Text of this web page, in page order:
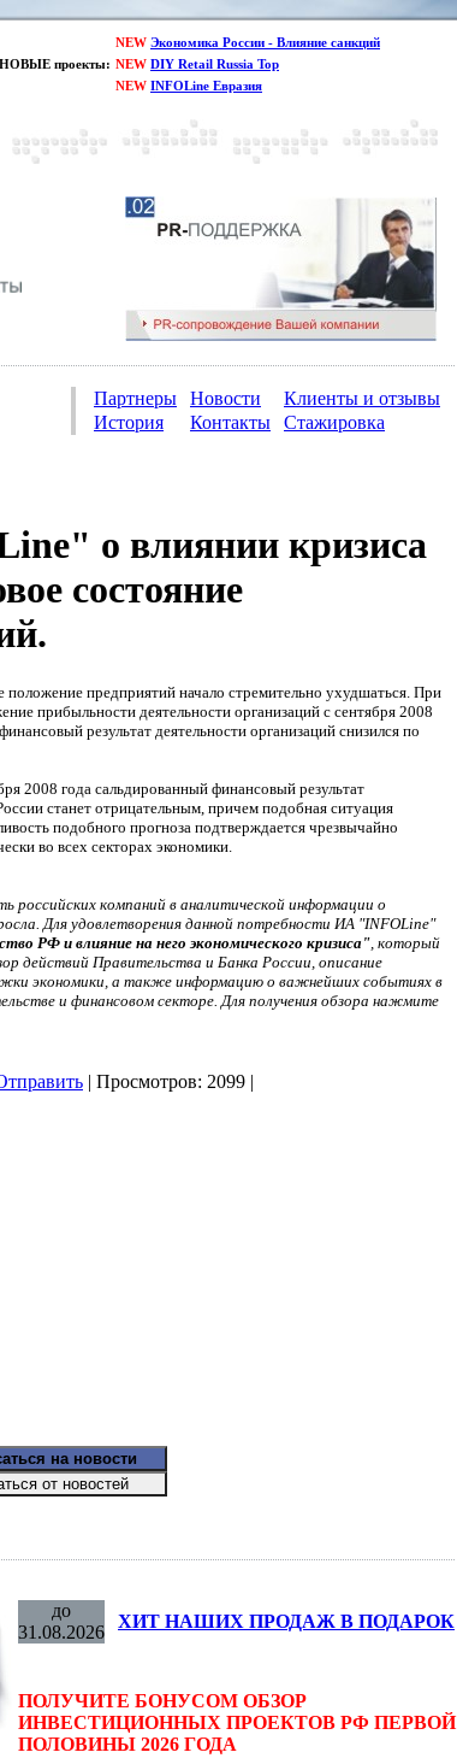
НОВЫЕ проекты:
NEW Экономика России - Влияние санкций
NEW DIY Retail Russia Top
NEW INFOLine Евразия
Партнеры Новости
Клиенты и отзывы
История
Контакты Стажировка
о влиянии кризиса
состояние
положение предприятий начало стремительно ухудшаться. При
прибыльности деятельности организаций с сентября 2008
результат деятельности организаций снизился по
2008 года сальдированный финансовый результат
станет отрицательным, причем подобная ситуация
подобного прогноза подтверждается чрезвычайно
во всех секторах экономики.
российских компаний в аналитической информации о
Для удовлетворения данной потребности ИА "INFOLine"
РФ и влияние на него экономического кризиса", который
действий Правительства и Банка России, описание
экономики, а также информацию о важнейших событиях в
и финансовом секторе. Для получения обзора нажмите
| Просмотров: 2099 |
до
31.08.2026
ХИТ НАШИХ ПРОДАЖ В ПОДАРОК
ПОЛУЧИТЕ БОНУСОМ ОБЗОР
ИНВЕСТИЦИОННЫХ ПРОЕКТОВ РФ ПЕРВОЙ
ПОЛОВИНЫ 2026 ГОДА